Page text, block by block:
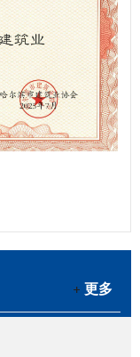
更多